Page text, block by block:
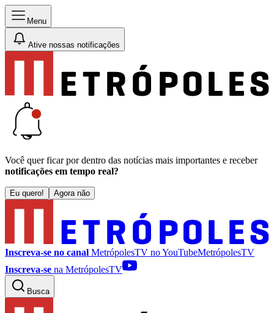
Menu
Ative nossas notificações
Você quer ficar por dentro das notícias mais importantes e receber
notificações em tempo real?
Eu quero! Agora não
Inscreva-se no canal MetrópolesTV noYouTubeMetrópolesTV
Inscreva-se na MetrópolesTV
Busca